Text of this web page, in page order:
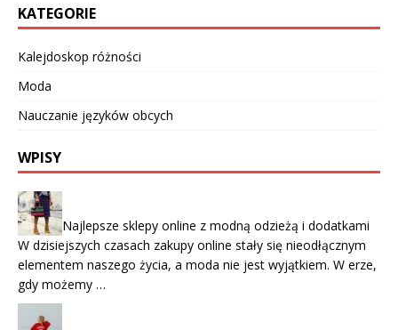
KATEGORIE
Kalejdoskop różności
Moda
Nauczanie języków obcych
WPISY
Najlepsze sklepy online z modną odzieżą i dodatkami
W dzisiejszych czasach zakupy online stały się nieodłącznym
elementem naszego życia, a moda nie jest wyjątkiem. W erze,
gdy możemy …